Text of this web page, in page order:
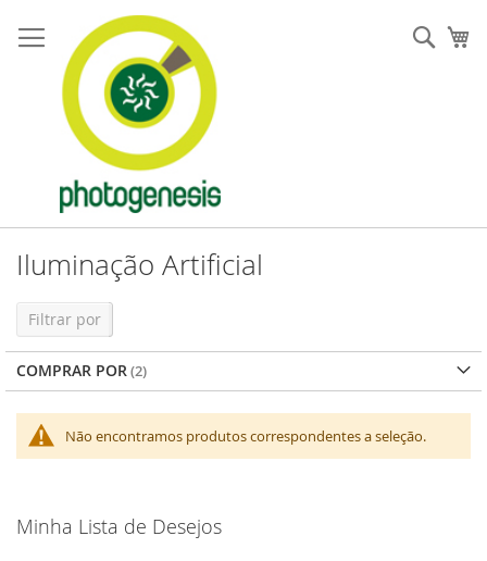
para
o
conteúdo
Iluminação Artificial
Não encontramos produtos correspondentes a seleção.
Filtrar por
COMPRAR POR
Minha Lista de Desejos